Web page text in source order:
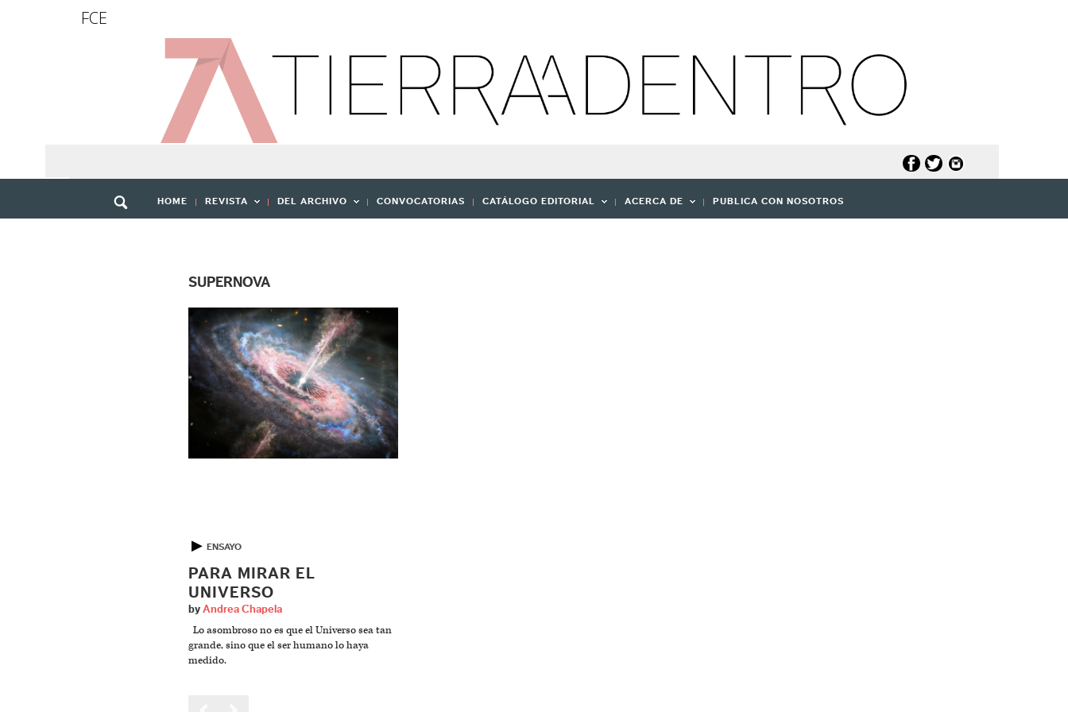
FCE
HOME REVISTA DEL ARCHIVO CONVOCATORIAS CATÁLOGO EDITORIAL ACERCA DE PUBLICA CON NOSOTROS
SUPERNOVA
▶ ENSAYO
PARA MIRAR EL
UNIVERSO
by Andrea Chapela
Lo asombroso no es que el Universo sea tan
grande, sino que el ser humano lo haya
medido.